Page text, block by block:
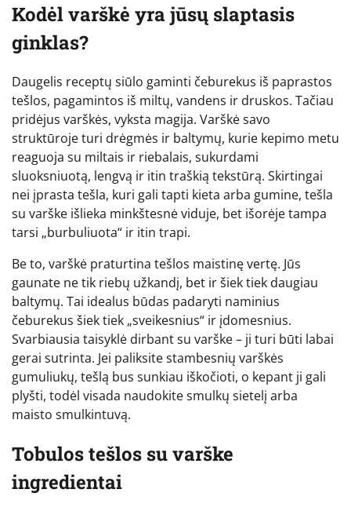
Kodėl varškė yra jūsų slaptasis
ginklas?
Daugelis receptų siūlo gaminti čeburekus iš paprastos
tešlos, pagamintos iš miltų, vandens ir druskos. Tačiau
pridėjus varškės, vyksta magija. Varškė savo
struktūroje turi drėgmės ir baltymų, kurie kepimo metu
reaguoja su miltais ir riebalais, sukurdami
sluoksniuotą, lengvą ir itin traškią tekstūrą. Skirtingai
nei įprasta tešla, kuri gali tapti kieta arba gumine, tešla
su varške išlieka minkštesnė viduje, bet išorėje tampa
tarsi „burbuliuota“ ir itin trapi.
Be to, varškė praturtina tešlos maistinę vertę. Jūs
gaunate ne tik riebų užkandį, bet ir šiek tiek daugiau
baltymų. Tai idealus būdas padaryti naminius
čeburekus šiek tiek „sveikesnius“ ir įdomesnius.
Svarbiausia taisyklė dirbant su varške – ji turi būti labai
gerai sutrinta. Jei paliksite stambesnių varškės
gumuliukų, tešlą bus sunkiau iškočioti, o kepant ji gali
plyšti, todėl visada naudokite smulkų sietelį arba
maisto smulkintuvą.
Tobulos tešlos su varške
ingredientai